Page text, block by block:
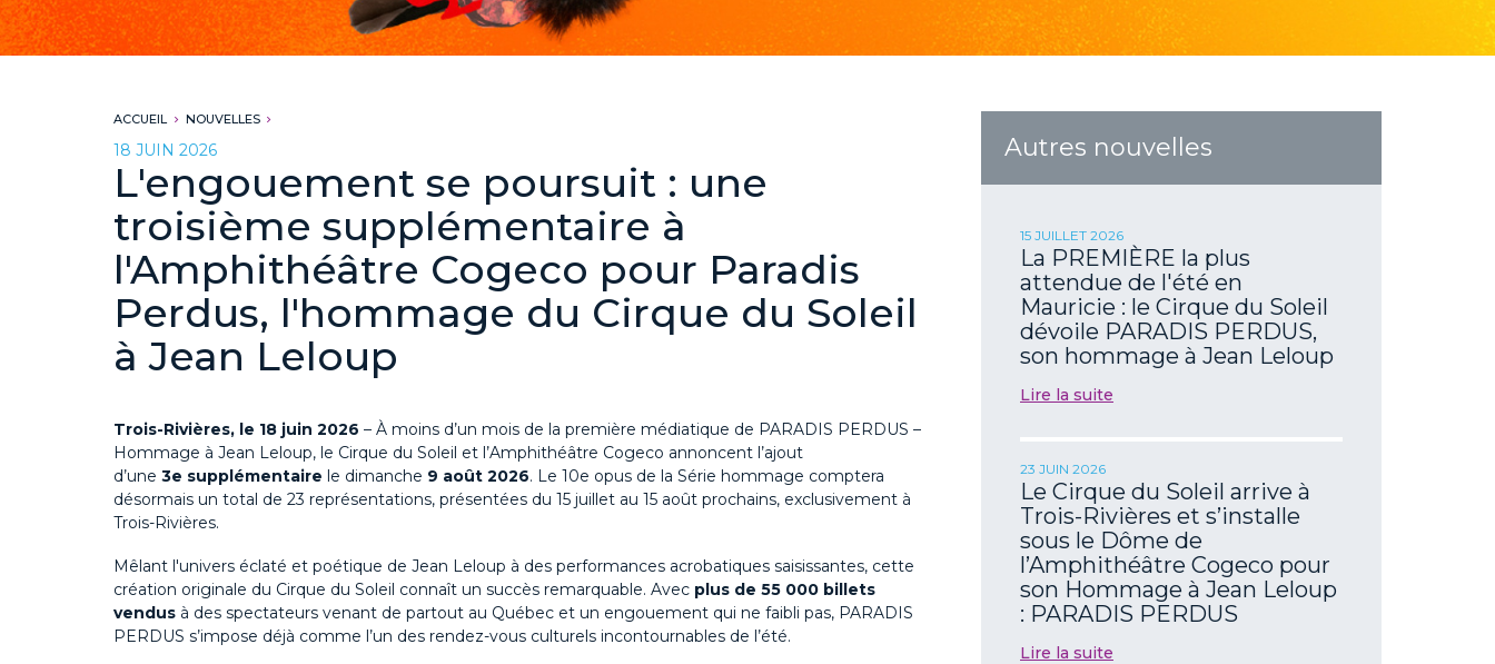
ACCUEIL NOUVELLES
18 JUIN 2026
L'engouement se poursuit : une
troisième supplémentaire à
l'Amphithéâtre Cogeco pour Paradis
Perdus, l'hommage du Cirque du Soleil
à Jean Leloup
Trois-Rivières, le 18 juin 2026 – À moins d’un mois de la première médiatique de PARADIS PERDUS –
Hommage à Jean Leloup, le Cirque du Soleil et l’Amphithéâtre Cogeco annoncent l’ajout
d’une 3e supplémentaire le dimanche 9 août 2026. L e 10e opus de la Série hommage comptera
désormais un total de 23 représentations, présentées du 15 juillet au 15 août prochains, exclusivement à
Trois-Rivières.
Mêlant l'univers éclaté et poétique de Jean Leloup à des performances acrobatiques saisissantes, cette
création originale du Cirque du Soleil connaît un succès remarquable. Avec plus de 55 000 billets
vendus à des spectateurs venant de partout au Québec et un engouement qui ne faibli pas, PARADIS
PERDUS s’impose déjà comme l’un des rendez-vous culturels incontournables de l’été.
Autres nouvelles
15 JUILLET 2026
La PREMIÈRE la plus
attendue de l'été en
Mauricie : le Cirque du Soleil
dévoile PARADIS PERDUS,
son hommage à Jean Leloup
Lire la suite
23 JUIN 2026
Le Cirque du Soleil arrive à
Trois-Rivières et s’installe
sous le Dôme de
l’Amphithéâtre Cogeco pour
son Hommage à Jean Leloup
: PARADIS PERDUS
Lire la suite